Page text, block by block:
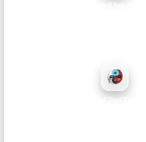
Discord beitreten
Vote auf TopOfMMOs